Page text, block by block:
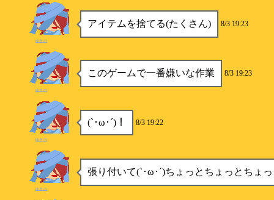
アイテムを捨てる(たくさん) 8/3 19:23
ゆきの
このゲームで一番嫌いな作業 8/3 19:23
ゆきの
(`･ω･´)！ 8/3 19:22
ゆきの
張り付いて(`･ω･´)ちょっとちょっとちょ
ゆきの